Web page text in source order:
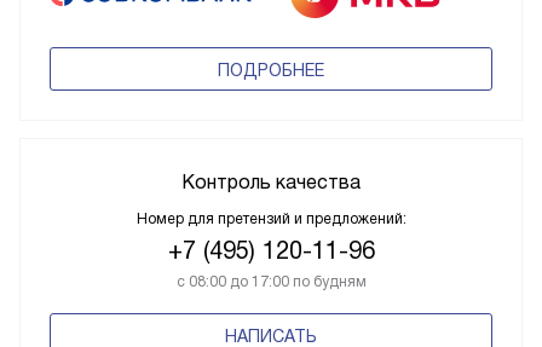
ПОДРОБНЕЕ
Контроль качества
Номер для претензий и предложений:
+7 (495) 120-11-96
с 08:00 до 17:00 по будням
НАПИСАТЬ